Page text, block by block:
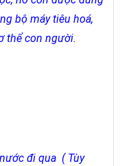
bộ máy tiêu hoá,
thể con người.
đi qua ( Tùy